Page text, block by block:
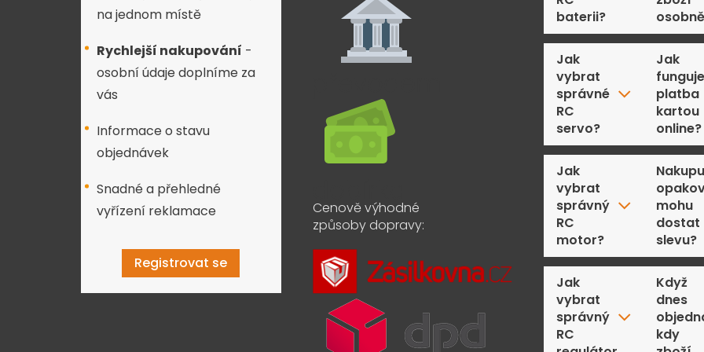
na jednom místě
Rychlejší nakupování -
osobní údaje doplníme za
vás
Informace o stavu
objednávek
Snadné a přehledné
vyřízení reklamace
Registrovat se
Cenově výhodné
způsoby dopravy:
baterii?
Jak
vybrat
správné
RC
servo?
Jak
vybrat
správný
RC
motor?
Jak
vybrat
správný
RC
Jak
funguje
platba
kartou
online?
mohu
dostat
slevu?
Když
dnes
kdy